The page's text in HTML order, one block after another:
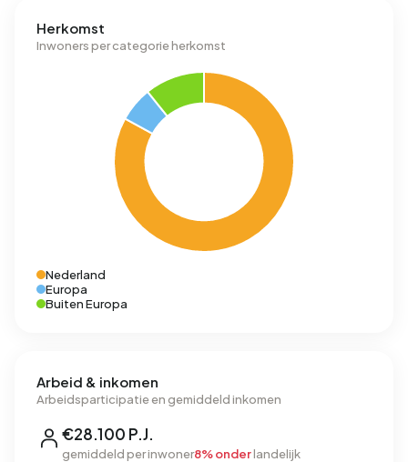
Herkomst
Inwoners per categorie herkomst
Nederland
Europa
Buiten Europa
Arbeid & inkomen
Arbeidsparticipatie en gemiddeld inkomen
€28.100 P.J.
gemiddeld per inwoner8% onderlandelijk